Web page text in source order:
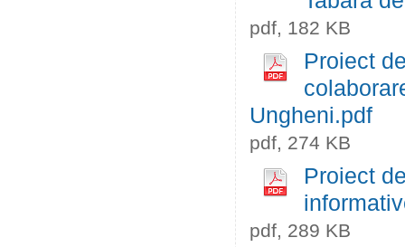
pdf, 182 KB
Proiect
Ungheni.pdf
pdf, 274 KB
Proiect
pdf, 289 KB